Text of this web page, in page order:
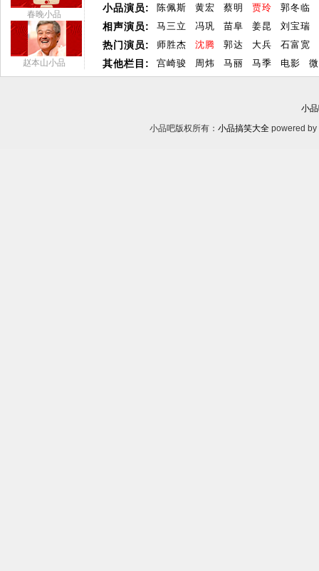
春晚小品
赵本山小品
小品演员:
相声演员:
热门演员:
其他栏目:
陈佩斯 黄宏 蔡明 贾玲
郭冬临
马三立
冯巩 苗阜 姜昆
刘宝瑞
师胜杰
沈腾 郭达 大兵
石富宽
宫崎骏
周炜 马丽 马季 电影
小
小品吧版权所有： 小品搞笑大全 powered by